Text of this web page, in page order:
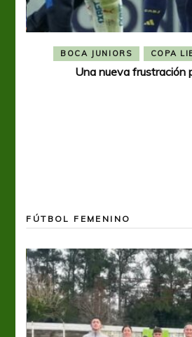
BOCA JUNIORS COPA
Una nueva frustración
FÚTBOL FEMENINO